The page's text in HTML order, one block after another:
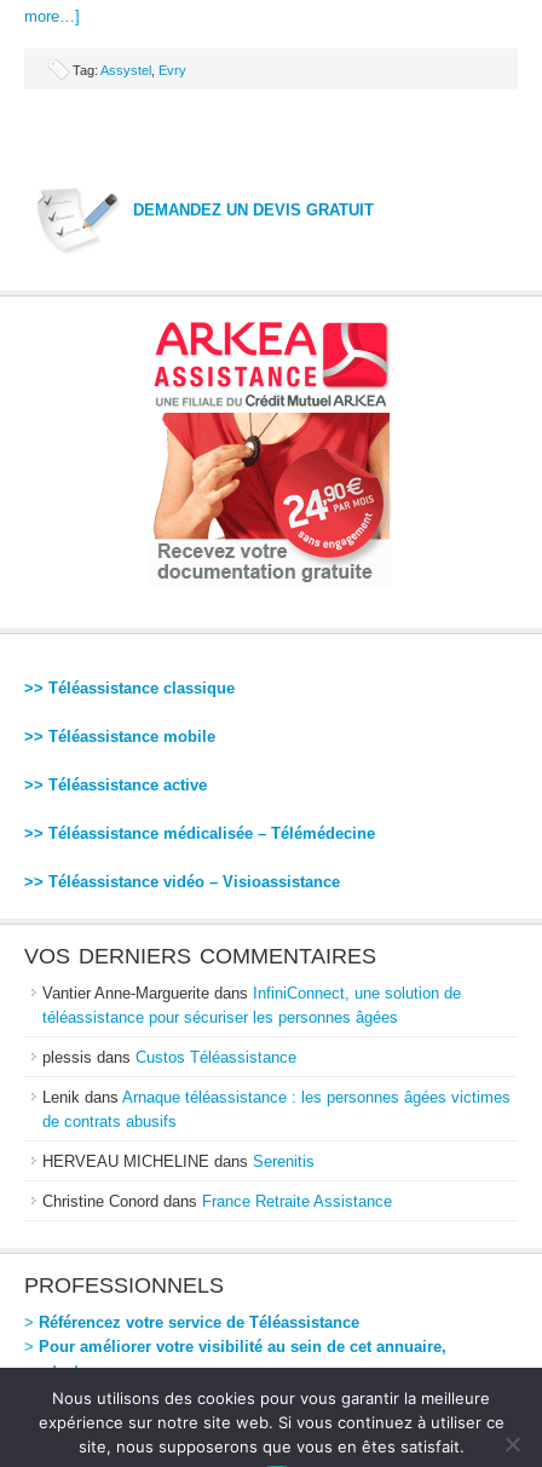
more…]
Tag: Assystel Evry
DEMANDEZ UN DEVIS GRATUIT
>> Téléassistance classique
>> Téléassistance mobile
>> Téléassistance active
>> Téléassistance médicalisée – Télémédecine
>> Téléassistance vidéo – Visioassistance
VOS DERNIERS COMMENTAIRES
Vantier Anne-Marguerite dans InfiniConnect, une solution de
téléassistance pour sécuriser les personnes âgées
plessis dans Custos Téléassistance
Lenik dans Arnaque téléassistance : les personnes âgées victimes
de contrats abusifs
HERVEAU MICHELINE dans Serenitis
Christine Conord dans France Retraite Assistance
PROFESSIONNELS
> Référencez votre service de Téléassistance
> Pour améliorer votre visibilité au sein de cet annuaire,
contactez-nous
Téléassistance Directe-Mentions Légales
Nous utilisons des cookies pour vous garantir la meilleure
expérience sur notre site web. Si vous continuez à utiliser ce
site, nous supposerons que vous en êtes satisfait.